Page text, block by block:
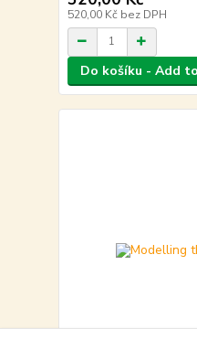
520,00 Kč bez DPH
Do košíku - Add